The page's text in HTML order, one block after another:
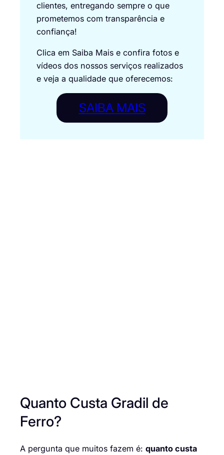
clientes, entregando sempre o que
prometemos com transparência e
confiança!
Clica em Saiba Mais e confira fotos e
vídeos dos nossos serviços realizados
e veja a qualidade que oferecemos:
SAIBA MAIS
Quanto Custa Gradil de
Ferro?
A pergunta que muitos fazem é: quanto custa